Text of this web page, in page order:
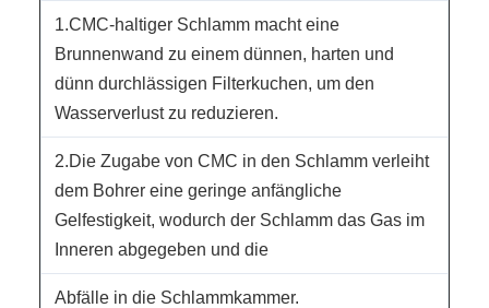
1.CMC-haltiger Schlamm macht eine
Brunnenwand zu einem dünnen, harten und
dünn durchlässigen Filterkuchen, um den
Wasserverlust zu reduzieren.
2.Die Zugabe von CMC in den Schlamm verleiht
dem Bohrer eine geringe anfängliche
Gelfestigkeit, wodurch der Schlamm das Gas im
Inneren abgegeben und die
Abfälle in die Schlammkammer.